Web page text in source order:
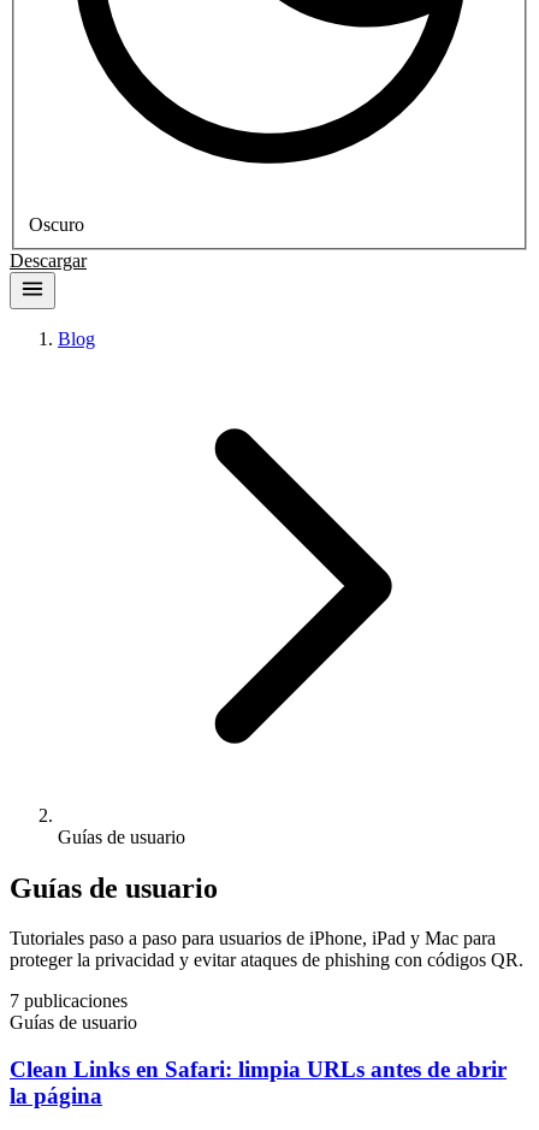
Oscuro
Descargar
Blog
Guías de usuario
Guías de usuario
Tutoriales paso a paso para usuarios de iPhone, iPad y Mac para
proteger la privacidad y evitar ataques de phishing con códigos QR.
7 publicaciones
Guías de usuario
Clean Links en Safari: limpia URLs antes de abrir
la página